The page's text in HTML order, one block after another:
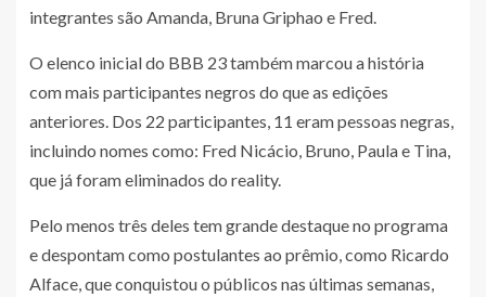
integrantes são Amanda, Bruna Griphao e Fred.
O elenco inicial do BBB 23 também marcou a história
com mais participantes negros do que as edições
anteriores. Dos 22 participantes, 11 eram pessoas negras,
incluindo nomes como: Fred Nicácio, Bruno, Paula e Tina,
que já foram eliminados do reality.
Pelo menos três deles tem grande destaque no programa
e despontam como postulantes ao prêmio, como Ricardo
Alface, que conquistou o públicos nas últimas semanas,